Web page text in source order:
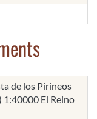
de los Pirineos
El Reino